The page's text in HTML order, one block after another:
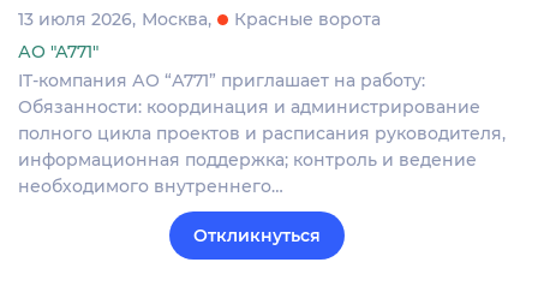
13 июля 2026 Москва
Красные ворота
АО "А771"
IT-компания АО “А771” приглашает на работу:
Обязанности: координация и администрирование
полного цикла проектов и расписания руководителя,
информационная поддержка; контроль и ведение
необходимого внутреннего…
Откликнуться